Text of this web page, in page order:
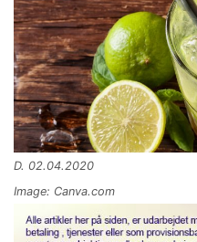
D. 02.04.2020
Image: Canva.com